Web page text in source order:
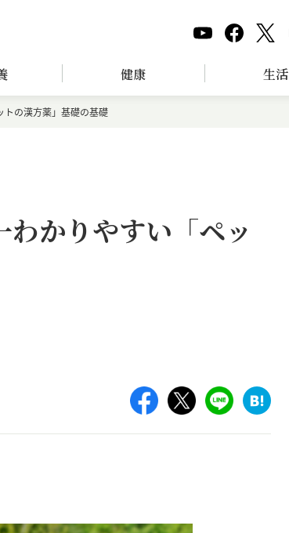
健康 生活
トの漢方薬」基礎の基礎
わかりやすい「ペッ